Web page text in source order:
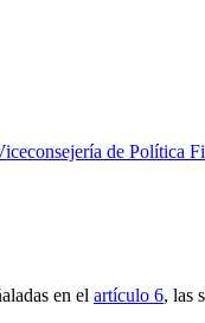
de Política
en el artículo 6, las